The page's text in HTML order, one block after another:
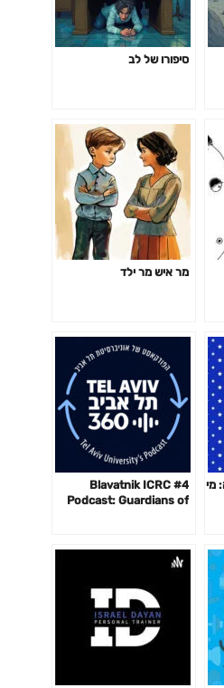
סיפורו של לב
מר איש מר ילד
מי
#4 Blavatnik ICRC
Podcast: Guardians of